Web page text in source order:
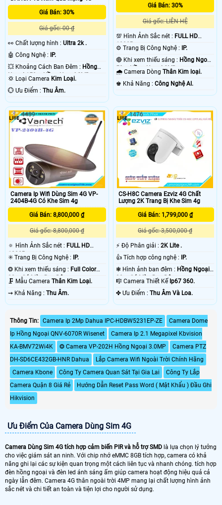
Giá Bán: 30%
Giá gốc: 00 ₫
️👀 Chất lượng hình : Ultra 2k .
🤖️ Công Nghệ :
IP.
💥 Khoảng Cách Ban Đêm : Hồng
Ngoại 150m Hồng Ngoại SMD.
💢 Loại Camera Kim Loại.
️💮 Ưu Điểm : Thu Âm.
Giá Bán: 30%
Giá gốc: LIÊN HỆ
💯 Hình Ảnh Sắc nét : FULL HD
1080P .
⚙ Trang Bị Công Nghệ :
IP.
🔴 Khi xem thiếu sáng : Hồng Ngoại
50m Hồng Ngoại SMD.
🌧️ Camera DòngThân Kim loại.
️♚ Khả Năng :Công Nghệ AI.
Camera Ip Wifi Dùng Sim 4G VP-
2404B-4G Có Khe Sim 4g
Giá Bán: 8,800,000 ₫
Giá gốc: 8,800,000 ₫
🔅 Hình Ảnh Sắc nét : FULL HD
1080P .
✳️ Trang Bị Công Nghệ :
IP.
❂ Khi xem thiếu sáng : Full Color
20m Có Màu Ban Đêm.
🗜️ Mẫu Camera Thân Kim Loại.
️⇝ Khả Năng : Thu Âm.
4439
CS-H8C Camera Ezviz 4G Chất
Lượng 2K Trang Bị Khe Sim 4g
Giá Bán: 1,799,000 ₫
Giá gốc: 3,500,000 ₫
️⚡ Độ Phân giải :2K Lite .
👍 Tích hợp công nghệ :
IP.
❃ Hình ảnh ban đêm : Hồng Ngoại
30m Có Màu Ban Ðêm.
🎼️ Camera Thiết Kế Ip67 360.
️✤ Ưu Điểm :Thu Âm Và Loa.
1476
Thông Tin: Camera Ip 2Mp Dahua IPC-HDBW5231EP-ZE
Camera Dome
Ip Hồng Ngoại QNV-6070R Wisenet
Camera Ip 2.1 Megapixel Kbvision
KA-BMV72Wi4K
❂ Camera VP-202H Hồng Ngoại 3.0MP
Camera PTZ
DH-SD6CE432GB-HNR Dahua
Lắp Camera Wifi Ngoài Trời Chính Hãng
Camera Kbone
Công Ty Camera Quan Sát Tại Gia Lai
Công Ty Lắp
Camera Quận 8 Giá Rẻ
Hướng Dẫn Reset Pass Word ( Mật Khẩu ) Đầu Ghi
Hikvision
Ưu Điểm Của Camera Dùng Sim 4G
Camera Dùng Sim 4G tích hợp cảm biến PIR và hỗ trợ SMD là lựa chọn lý tưởng
cho việc giám sát an ninh. Với chip nhớ eMMC 8GB tích hợp, camera có khả
năng ghi lại các sự kiện quan trọng một cách liên tục và nhanh chóng. tích hợp
đèn hồng ngoại và đèn led ánh sáng ấm giúp camera hoạt động hiệu quả cả
ngày lẫn đêm. Camera 4G thân ngoài trời 4MP mang lại chất lượng hình ảnh
sắc nét và chi tiết an toàn và tiện lợi cho người sử dụng.